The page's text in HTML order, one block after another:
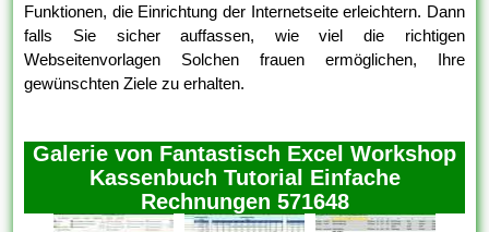
Funktionen, die Einrichtung der Internetseite erleichtern. Dann
falls Sie sicher auffassen, wie viel die richtigen
Webseitenvorlagen Solchen frauen ermöglichen, Ihre
gewünschten Ziele zu erhalten.
Galerie von Fantastisch Excel Workshop
Kassenbuch Tutorial Einfache
Rechnungen 571648